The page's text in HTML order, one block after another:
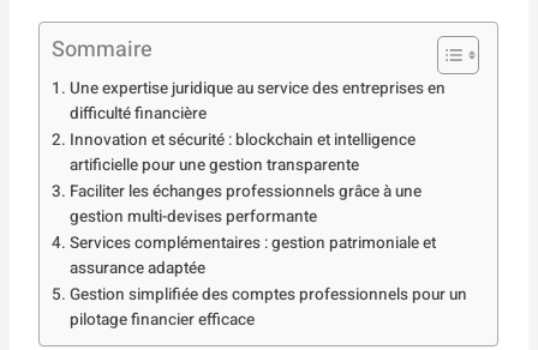
Sommaire
Une expertise juridique au service des entreprises en
difficulté financière
Innovation et sécurité : blockchain et intelligence
artificielle pour une gestion transparente
Faciliter les échanges professionnels grâce à une
gestion multi-devises performante
Services complémentaires : gestion patrimoniale et
assurance adaptée
Gestion simplifiée des comptes professionnels pour un
pilotage financier efficace